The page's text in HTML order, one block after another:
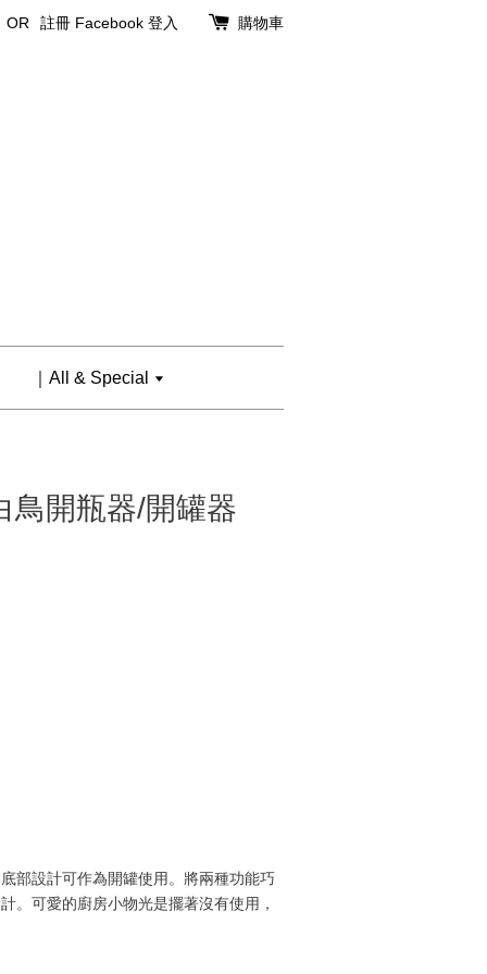
OR 註冊 Facebook 登入 購物車
｜All & Special
鳥開瓶器/開罐器
部設計可作為開罐使用。將兩種功能巧
。可愛的廚房小物光是擺著沒有使用，